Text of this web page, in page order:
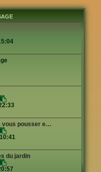
o
l
e
d
e
n
i
r
vous pousser e…
o
l
e
d
du jardin
o